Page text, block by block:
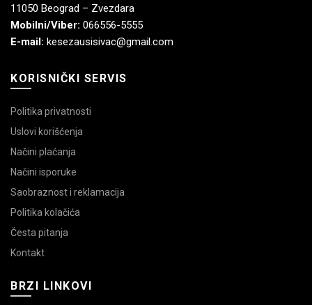
11050 Beograd – Zvezdara
Mobilni/Viber: 066556-5555
E-mail: kesezausisivac@gmail.com
KORISNIČKI SERVIS
Politika privatnosti
Uslovi korišćenja
Načini plaćanja
Načini isporuke
Saobraznost i reklamacija
Politika kolačića
Česta pitanja
Kontakt
BRZI LINKOVI